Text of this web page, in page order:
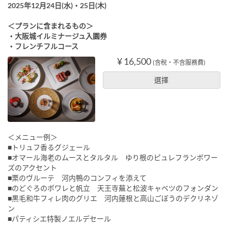
2025年12月24日(水)・25日(木)
＜プランに含まれるもの＞
・大阪城イルミナージュ入園券
・フレンチフルコース
¥ 16,500 (含稅・不含服務費)
選擇
＜メニュー例＞
■トリュフ香るグジェール
■オマール海老のムースとタルタル ゆり根のピュレフランボワー
ズのアクセント
■栗のヴルーテ 河内鴨のコンフィを添えて
■のどぐろのポワレと帆立 天王寺蕪と松波キャベツのフォンダン
■黒毛和牛フィレ肉のグリエ 河内蓮根と高山ごぼうのデクリネゾ
ン
■パティシエ特製ノエルデセール